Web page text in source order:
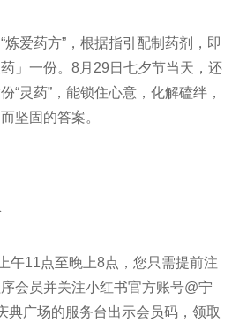
炼爱药方”，根据指引配制药剂，即
」一份。8月29日七夕节当天，还
灵药”，能锁住心意，化解磕绊，
坚固的答案。
午11点至晚上8点，您只需提前注
会员并关注小红书官方账号@宁
典广场的服务台出示会员码，领取